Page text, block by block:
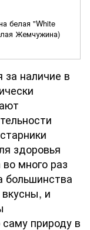
белая "White
Жемчужина)
за наличие в
здоровья
много раз
большинства
и
природу в